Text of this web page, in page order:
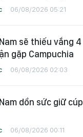
06/08/2026 05:21
sẽ thiếu vắng 4
gặp Campuchia
06/08/2026 02:03
dồn sức giữ cúp
06/08/2026 00:11